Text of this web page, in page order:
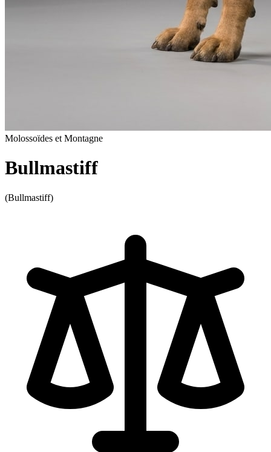
Molossoïdes et Montagne
Bullmastiff
(Bullmastiff)